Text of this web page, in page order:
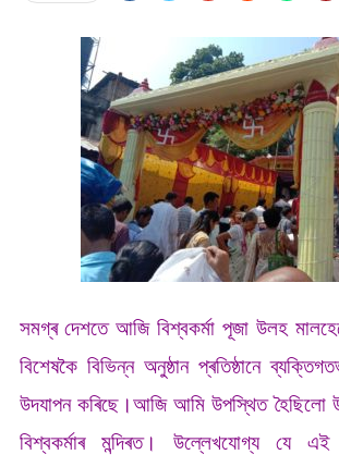
সমগ্ৰ দেশতে আজি বিশ্বকৰ্মা পূজা উলহ
বিশেষকৈ বিভিন্ন অনুষ্ঠান প্ৰতিষ্ঠানে
উদযাপন কৰিছে।আজি আমি উপস্থিত হৈছিলো
বিশ্বকৰ্মাৰ মন্দিৰত। উল্লেখযোগ্য যে এই